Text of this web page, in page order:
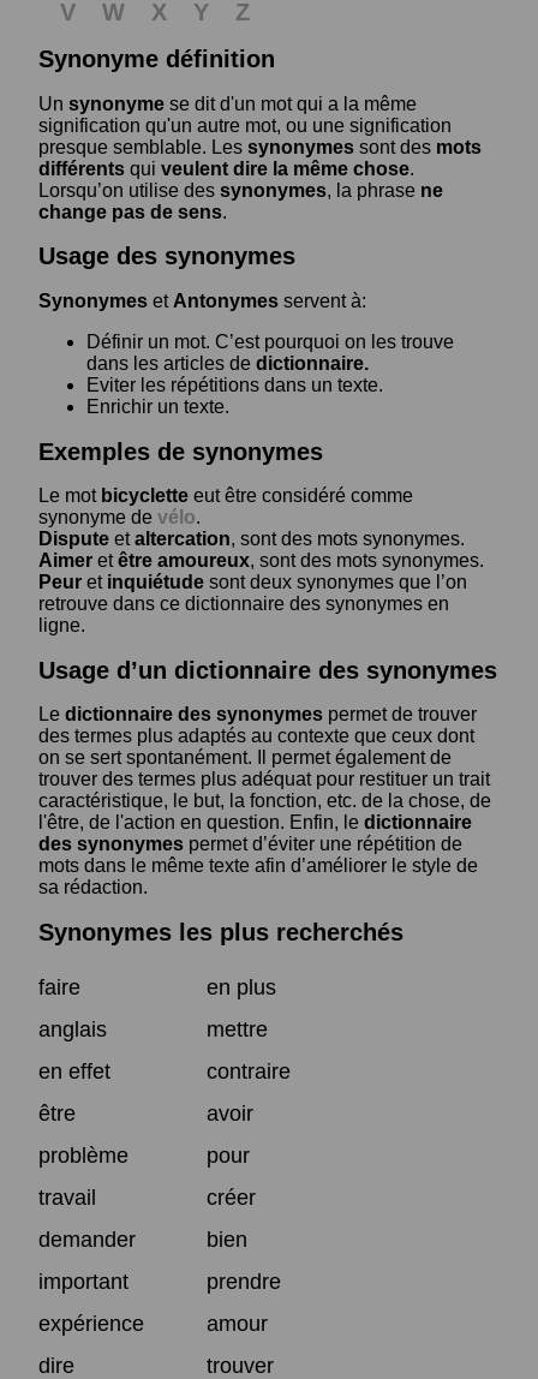
V W X Y
Z
Synonyme définition
Un synonyme se dit d'un mot qui a la même
signification qu'un autre mot, ou une signification
presque semblable. Les synonymes sont des mots
différents qui veulent dire la même chose.
Lorsqu’on utilise des synonymes, la phrase ne
change pas de sens.
Usage des synonymes
Synonymes et Antonymes servent à:
Définir un mot. C’est pourquoi on les trouve
dans les articles de dictionnaire.
Eviter les répétitions dans un texte.
Enrichir un texte.
Exemples de synonymes
Le mot bicyclette eut être considéré comme
synonyme de vélo.
Dispute etaltercation, sont des mots synonymes.
Aimer etêtre amoureux, sont des mots synonymes.
Peur et inquiétude sont deux synonymes que l’on
retrouve dans ce dictionnaire des synonymes en
ligne.
Usage d’un dictionnaire des synonymes
Le dictionnaire des synonymes permet de trouver
des termes plus adaptés au contexte que ceux dont
on se sert spontanément. Il permet également de
trouver des termes plus adéquat pour restituer un trait
caractéristique, le but, la fonction, etc. de la chose, de
l'être, de l'action en question. Enfin, le dictionnaire
des synonymes permet d’éviter une répétition de
mots dans le même texte afin d’améliorer le style de
sa rédaction.
Synonymes les plus recherchés
faire
en plus
anglais
mettre
en effet
contraire
être
avoir
problème
pour
travail
créer
demander
bien
important
prendre
expérience
amour
dire
trouver